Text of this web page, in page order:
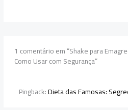
1 comentário em “Shake para
Como Usar com Segurança”
Pingback:Dieta das Famosas: